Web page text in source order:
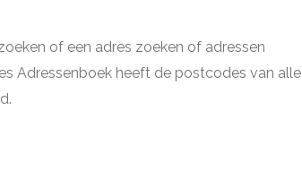
of een adres zoeken of adressen
Adressenboek heeft de postcodes van alle